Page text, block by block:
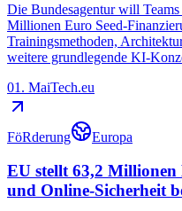
Die Bundesagentur will
Millionen Euro Seed-
Trainingsmethoden,
weitere grundlegende KI-
01. MaiTech.eu
FöRderung Europa
EU stellt 63,2
und Online-Sicherheit